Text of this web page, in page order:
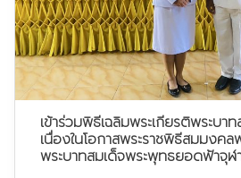
เข้าร่วมพิธีเฉลิมพระเกียรติพระบา
เนื่องในโอกาสพระราชพิธีสมมงคล
พระบาทสมเด็จพระพุทธยอดฟ้าจุฬ